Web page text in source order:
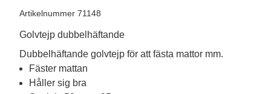
Artikelnummer 71148
Golvtejp dubbelhäftande
Dubbelhäftande golvtejp för att fästa mattor mm.
Fäster mattan
Håller sig bra